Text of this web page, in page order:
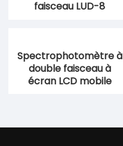
faisceau LUD-8
Spectrophotomètre à
double faisceau à
écran LCD mobile